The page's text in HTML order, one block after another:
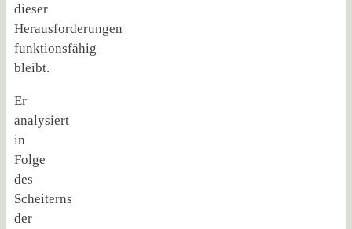
dieser
Herausforderungen
funktionsfähig
bleibt.
Er
analysiert
in
Folge
des
Scheiterns
der